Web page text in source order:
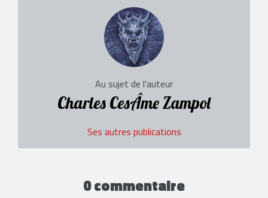
Au sujet de l'auteur
Charles CesÂme Zampol
Ses autres publications
0 commentaire